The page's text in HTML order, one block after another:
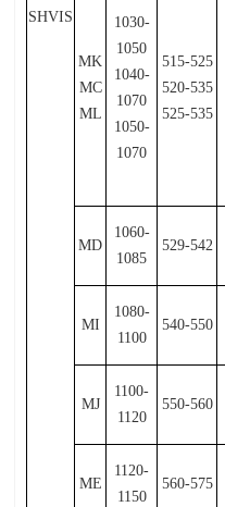
SHVIS
MK
MC
ML
1030-
1050
1040-
1070
1050-
1070
515-525
520-535
525-535
MD
1060-
1085
529-542
MI
1080-
1100
540-550
MJ
1100-
1120
550-560
ME
1120-
1150
560-575